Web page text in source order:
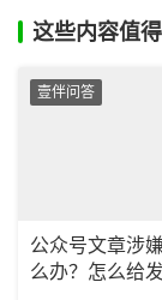
这些内容值
壹伴问答
公众号文章涉
么办？怎么给